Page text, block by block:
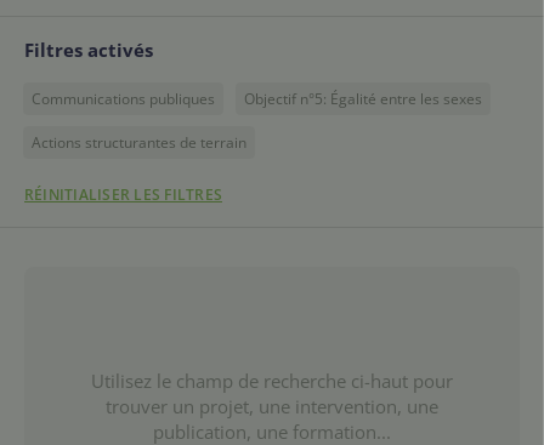
Filtres activés
Communications publiques Objectif n°5: Égalité entre les sexes
Actions structurantes de terrain
RÉINITIALISER LES FILTRES
Utilisez le champ de recherche ci-haut pour
trouver un projet, une intervention, une
publication, une formation...